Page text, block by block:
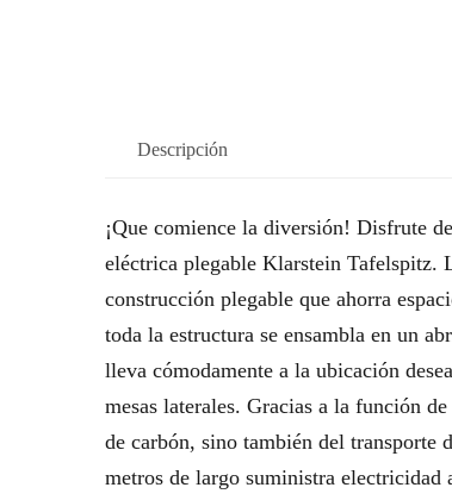
Descripción
¡Que comience la diversión! Disfrute
eléctrica plegable Klarstein Tafelspitz.
construcción plegable que ahorra
toda la estructura se ensambla en un
lleva cómodamente a la ubicación
mesas laterales. Gracias a la función
de carbón, sino también del transporte
metros de largo suministra